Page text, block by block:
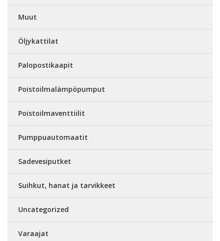
Muut
Öljykattilat
Palopostikaapit
Poistoilmalämpöpumput
Poistoilmaventtiilit
Pumppuautomaatit
Sadevesiputket
Suihkut, hanat ja tarvikkeet
Uncategorized
Varaajat